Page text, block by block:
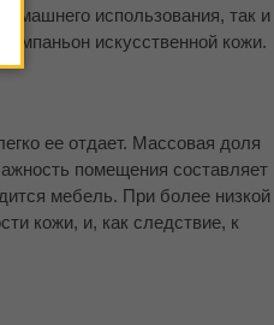
использования, так и
искусственной кожи.
ее отдает. Массовая доля
помещения составляет
мебель. При более низкой
кожи, и, как следствие, к